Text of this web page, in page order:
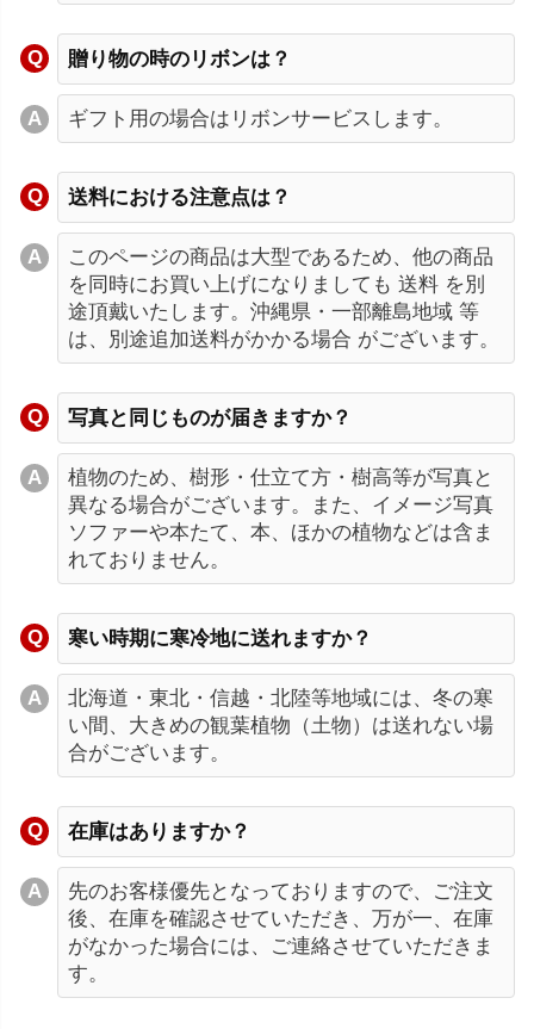
贈り物の時のリボンは？
ギフト用の場合はリボンサービスします。
送料における注意点は？
このページの商品は大型であるため、他の商品
を同時にお買い上げになりましても 送料 を別
途頂戴いたします。沖縄県・一部離島地域 等
は、別途追加送料がかかる場合 がございます。
写真と同じものが届きますか？
植物のため、樹形・仕立て方・樹高等が写真と
異なる場合がございます。また、イメージ写真
ソファーや本たて、本、ほかの植物などは含ま
れておりません。
寒い時期に寒冷地に送れますか？
北海道・東北・信越・北陸等地域には、冬の寒
い間、大きめの観葉植物（土物）は送れない場
合がございます。
在庫はありますか？
先のお客様優先となっておりますので、ご注文
後、在庫を確認させていただき、万が一、在庫
がなかった場合には、ご連絡させていただきま
す。